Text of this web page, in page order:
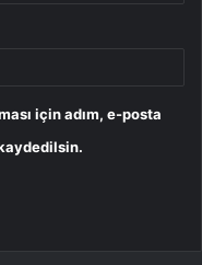
için adım, e-posta